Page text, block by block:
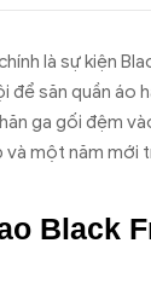
là sự kiện
săn quần áo
ga gối đệm
một năm mới
Black